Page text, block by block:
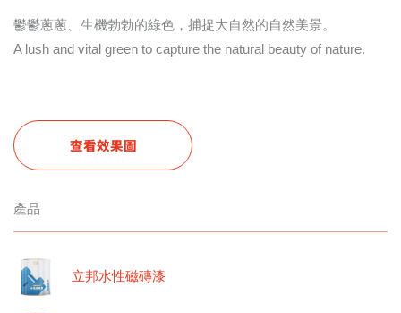
鬱鬱蔥蔥、生機勃勃的綠色，捕捉大自然的自然美景。
A lush and vital green to capture the natural beauty of nature.
查看效果圖
產品
立邦水性磁磚漆